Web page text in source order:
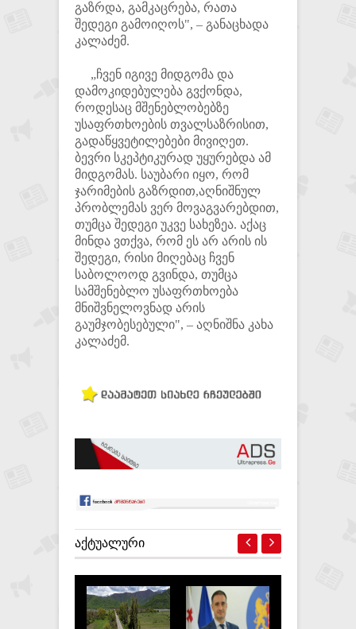
გაზრდა, გამკაცრება, რათა
შედეგი გამოიღოს", – განაცხადა
კალაძემ.
„ჩვენ იგივე მიდგომა და
დამოკიდებულება გვქონდა,
როდესაც მშენებლობებზე
უსაფრთხოების თვალსაზრისით,
გადაწყვეტილებები მივიღეთ.
ბევრი სკეპტიკურად უყურებდა ამ
მიდგომას. საუბარი იყო, რომ
ჯარიმების გაზრდით,აღნიშნულ
პრობლემას ვერ მოვაგვარებდით,
თუმცა შედეგი უკვე სახეზეა. აქაც
მინდა ვთქვა, რომ ეს არ არის ის
შედეგი, რისი მიღებაც ჩვენ
საბოლოოდ გვინდა, თუმცა
სამშენებლო უსაფრთხოება
მნიშვნელოვნად არის
გაუმჯობესებული", – აღნიშნა კახა
კალაძემ.
ᲐᲥᲢᲣᲐᲚᲣᲠᲘ